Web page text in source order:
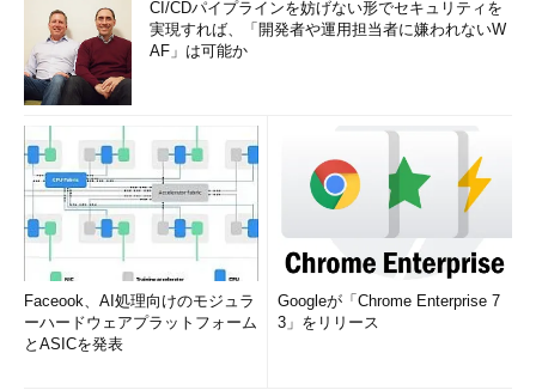
CI/CDパイプラインを妨げない形でセキュリティを
実現すれば、「開発者や運用担当者に嫌われないW
AF」は可能か
Faceook、AI処理向けのモジュラ
ーハードウェアプラットフォーム
とASICを発表
Googleが「Chrome Enterprise 7
3」をリリース